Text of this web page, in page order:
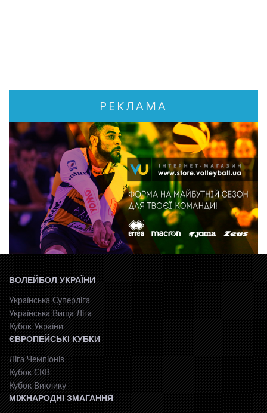
РЕКЛАМА
ВОЛЕЙБОЛ УКРАЇНИ
Українська Суперліга
Українська Вища Ліга
Кубок України
ЄВРОПЕЙСЬКІ КУБКИ
Ліга Чемпіонів
Кубок ЄКВ
Кубок Виклику
МІЖНАРОДНІ ЗМАГАННЯ